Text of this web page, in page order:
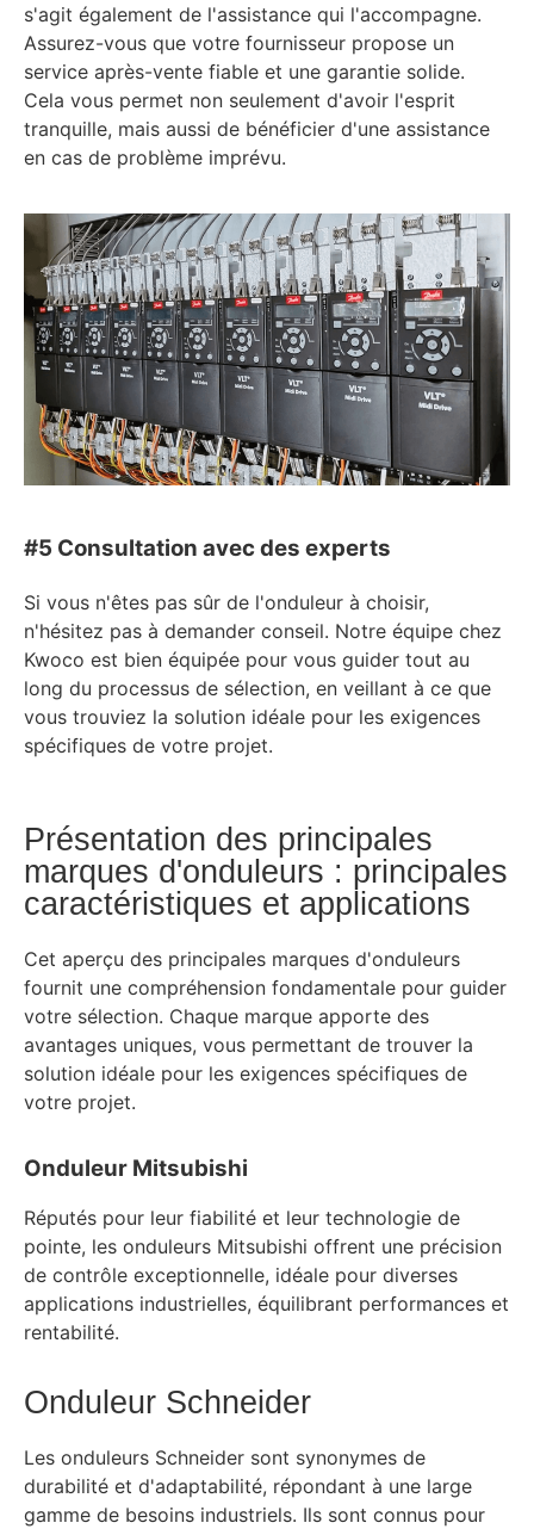
s'agit également de l'assistance qui l'accompagne.
Assurez-vous que votre fournisseur propose un
service après-vente fiable et une garantie solide.
Cela vous permet non seulement d'avoir l'esprit
tranquille, mais aussi de bénéficier d'une assistance
en cas de problème imprévu.
#5 Consultation avec des experts
Si vous n'êtes pas sûr de l'onduleur à choisir,
n'hésitez pas à demander conseil. Notre équipe chez
Kwoco est bien équipée pour vous guider tout au
long du processus de sélection, en veillant à ce que
vous trouviez la solution idéale pour les exigences
spécifiques de votre projet.
Présentation des principales
marques d'onduleurs : principales
caractéristiques et applications
Cet aperçu des principales marques d'onduleurs
fournit une compréhension fondamentale pour guider
votre sélection. Chaque marque apporte des
avantages uniques, vous permettant de trouver la
solution idéale pour les exigences spécifiques de
votre projet.
Onduleur Mitsubishi
Réputés pour leur fiabilité et leur technologie de
pointe, les onduleurs Mitsubishi offrent une précision
de contrôle exceptionnelle, idéale pour diverses
applications industrielles, équilibrant performances et
rentabilité.
Onduleur Schneider
Les onduleurs Schneider sont synonymes de
durabilité et d'adaptabilité, répondant à une large
gamme de besoins industriels. Ils sont connus pour